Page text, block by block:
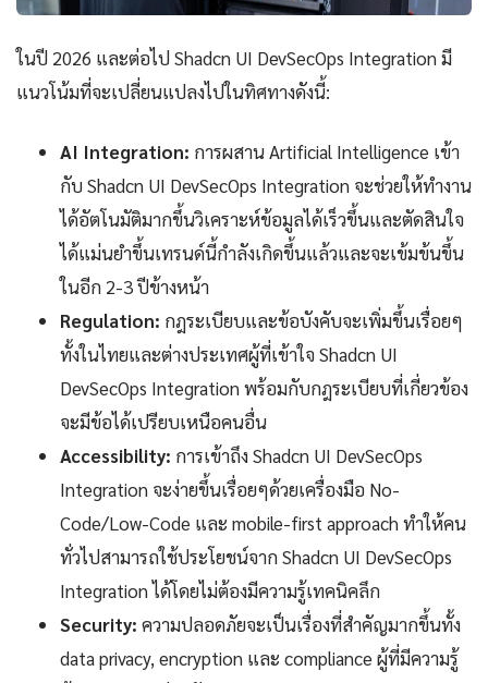
ในปี 2026 และต่อไป Shadcn UI DevSecOps Integration มี
แนวโน้มที่จะเปลี่ยนแปลงไปในทิศทางดังนี้:
AI Integration: การผสาน Artificial Intelligence เข้า
กับ Shadcn UI DevSecOps Integration จะช่วยให้ทำงาน
ได้อัตโนมัติมากขึ้นวิเคราะห์ข้อมูลได้เร็วขึ้นและตัดสินใจ
ได้แม่นยำขึ้นเทรนด์นี้กำลังเกิดขึ้นแล้วและจะเข้มข้นขึ้น
ในอีก 2-3 ปีข้างหน้า
Regulation: กฎระเบียบและข้อบังคับจะเพิ่มขึ้นเรื่อยๆ
ทั้งในไทยและต่างประเทศผู้ที่เข้าใจ Shadcn UI
DevSecOps Integration พร้อมกับกฎระเบียบที่เกี่ยวข้อง
จะมีข้อได้เปรียบเหนือคนอื่น
Accessibility: การเข้าถึง Shadcn UI DevSecOps
Integration จะง่ายขึ้นเรื่อยๆด้วยเครื่องมือ No-
Code/Low-Code และ mobile-first approach ทำให้คน
ทั่วไปสามารถใช้ประโยชน์จาก Shadcn UI DevSecOps
Integration ได้โดยไม่ต้องมีความรู้เทคนิคลึก
Security: ความปลอดภัยจะเป็นเรื่องที่สำคัญมากขึ้นทั้ง
data privacy, encryption และ compliance ผู้ที่มีความรู้